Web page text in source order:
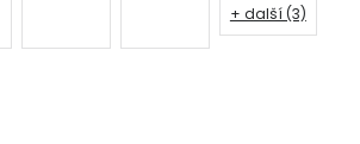
+ další (3)